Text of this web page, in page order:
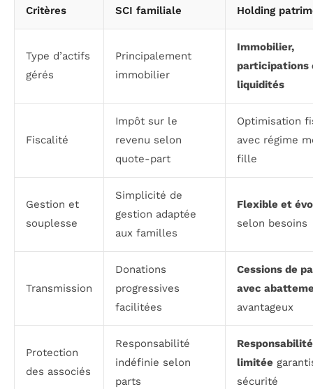
Critères SCI familiale Holding
Type d’actifs
gérés
Principalement
immobilier
Immobilier,
participations
liquidités
Fiscalité
Impôt sur le
revenu selon
quote-part
Optimisation
avec régime
fille
Gestion et
souplesse
Simplicité de
gestion adaptée
aux familles
Flexible et
selon besoins
Transmission
Donations
progressives
facilitées
Cessions de
avec
avantageux
Protection
des associés
Responsabilité
indéfinie selon
parts
Responsabilité
limitée
sécurité